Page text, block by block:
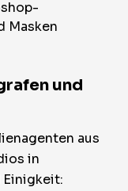
Masken
und
aus
in